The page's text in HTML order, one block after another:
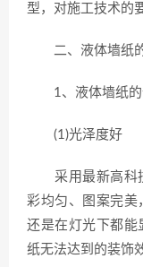
型，对施工技术的
二、液体墙纸
1、液体墙纸的
(1)光泽度好
采用最新高科技
彩均匀、图案完美
还是在灯光下都能
纸无法达到的装饰